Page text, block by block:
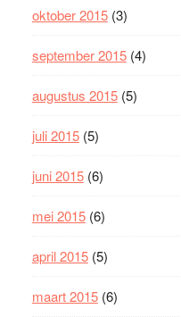
oktober 2015(3)
september 2015(4)
augustus 2015(5)
juli 2015(5)
juni 2015(6)
mei 2015(6)
april 2015(5)
maart 2015(6)